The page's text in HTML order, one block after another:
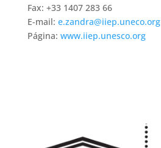
Fax: +33 1407 283 66
E-mail: e.zandra@iiep.uneco.org
Página: www.iiep.unesco.org